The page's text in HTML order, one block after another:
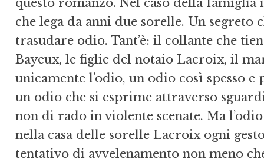
questo romanzo. Nel caso della famiglia
che lega da anni due sorelle. Un
trasudare odio. Tant’è: il collante che
Bayeux, le figlie del notaio Lacroix, il
unicamente l’odio, un odio così spesso
un odio che si esprime attraverso
non di rado in violente scenate. Ma
nella casa delle sorelle Lacroix ogni
tentativo di avvelenamento non meno